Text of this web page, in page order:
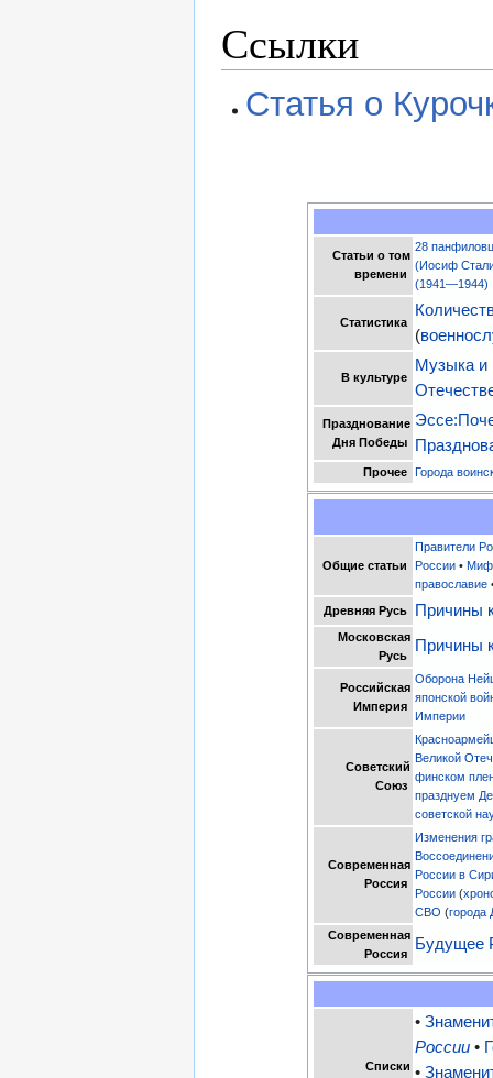
Ссылки
Статья о
Статьи о том
времени
28
(Иосиф
(1941—1944)
Статистика
(
В культуре
Музыка и
Празднование
Дня Победы
Прочее Города
Общие статьи
Правители
России •Миф
православие
Древняя Русь
Причины
Московская
Русь
Причины
Российская
Империя
Оборона
японской
Империи
Советский
Союз
Великой
финском
празднуем
советской
Современная
Россия
Изменения
России в
России (
СВО (города
Современная
Россия
Будущее
Списки
•
России •
•